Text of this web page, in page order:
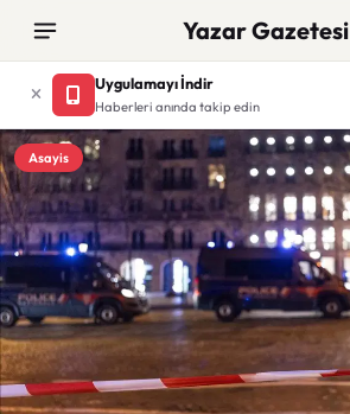
Yazar Gazetesi
Uygulamayı İndir
Haberleri anında takip edin
Asayis